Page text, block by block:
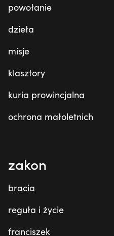
powołanie
dzieła
misje
klasztory
kuria prowincjalna
ochrona małoletnich
zakon
bracia
reguła i życie
franciszek